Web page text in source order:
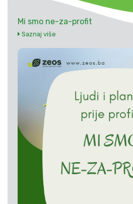
Mi smo ne-za-profit
Saznaj više